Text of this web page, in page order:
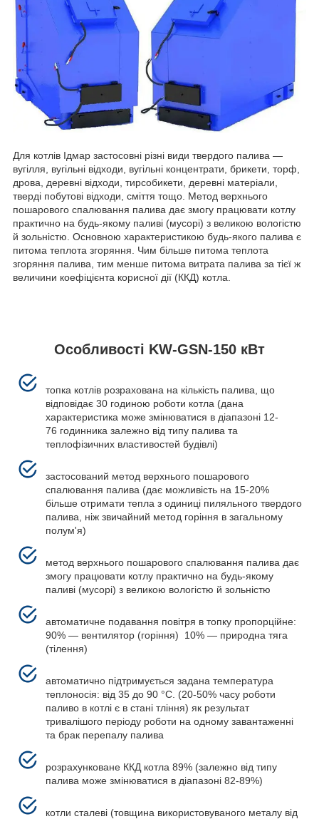
Для котлів Ідмар застосовні різні види твердого палива —
вугілля, вугільні відходи, вугільні концентрати, брикети, торф,
дрова, деревні відходи, тирсобикети, деревні матеріали,
тверді побутові відходи, сміття тощо. Метод верхнього
пошарового спалювання палива дає змогу працювати котлу
практично на будь-якому паливі (мусорі) з великою вологістю
й зольністю. Основною характеристикою будь-якого палива є
питома теплота згоряння. Чим більше питома теплота
згоряння палива, тим менше питома витрата палива за тієї ж
величини коефіцієнта корисної дії (ККД) котла.
Особливості KW-GSN-150 кВт
топка котлів розрахована на кількість палива, що
відповідає 30 годиною роботи котла (дана
характеристика може змінюватися в діапазоні 12-
76 годинника залежно від типу палива та
теплофізичних властивостей будівлі)
застосований метод верхнього пошарового
спалювання палива (дає можливість на 15-20%
більше отримати тепла з одиниці пиляльного твердого
палива, ніж звичайний метод горіння в загальному
полум'я)
метод верхнього пошарового спалювання палива дає
змогу працювати котлу практично на будь-якому
паливі (мусорі) з великою вологістю й зольністю
автоматичне подавання повітря в топку пропорційне:
90% — вентилятор (горіння) 10% — природна тяга
(тілення)
автоматично підтримується задана температура
теплоносія: від 35 до 90 °C. (20-50% часу роботи
паливо в котлі є в стані тління) як результат
тривалішого періоду роботи на одному завантаженні
та брак перепалу палива
розрахунковане ККД котла 89% (залежно від типу
палива може змінюватися в діапазоні 82-89%)
котли сталеві (товщина використовуваного металу від